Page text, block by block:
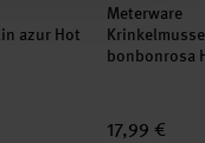
azur Hot
Meterware
bonbonrosa
17,99 €